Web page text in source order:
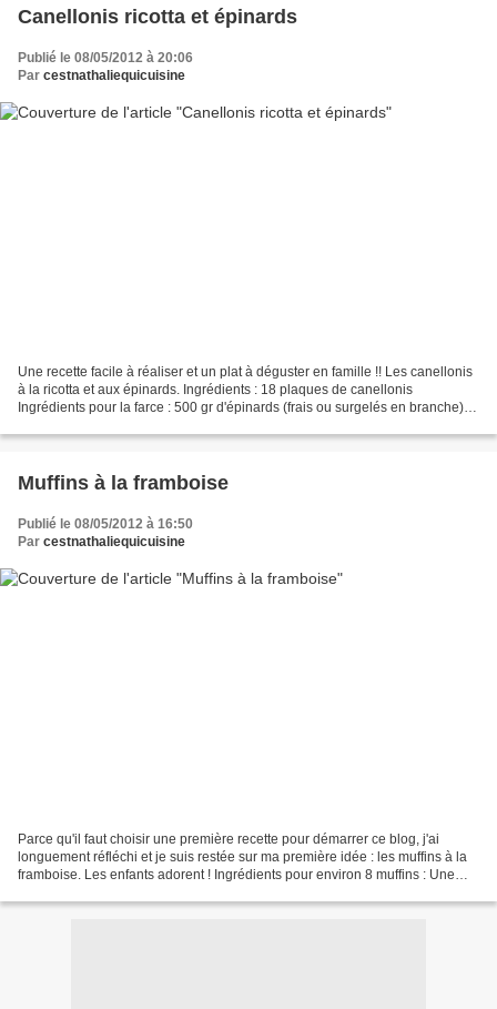
Canellonis ricotta et épinards
Publié le 08/05/2012 à 20:06
Par cestnathaliequicuisine
Une recette facile à réaliser et un plat à déguster en famille !! Les canellonis
à la ricotta et aux épinards. Ingrédients : 18 plaques de canellonis
Ingrédients pour la farce : 500 gr d'épinards (frais ou surgelés en branche)
Muffins à la framboise
Publié le 08/05/2012 à 16:50
Par cestnathaliequicuisine
Parce qu'il faut choisir une première recette pour démarrer ce blog, j'ai
longuement réfléchi et je suis restée sur ma première idée : les muffins à la
framboise. Les enfants adorent ! Ingrédients pour environ 8 muffins : Une